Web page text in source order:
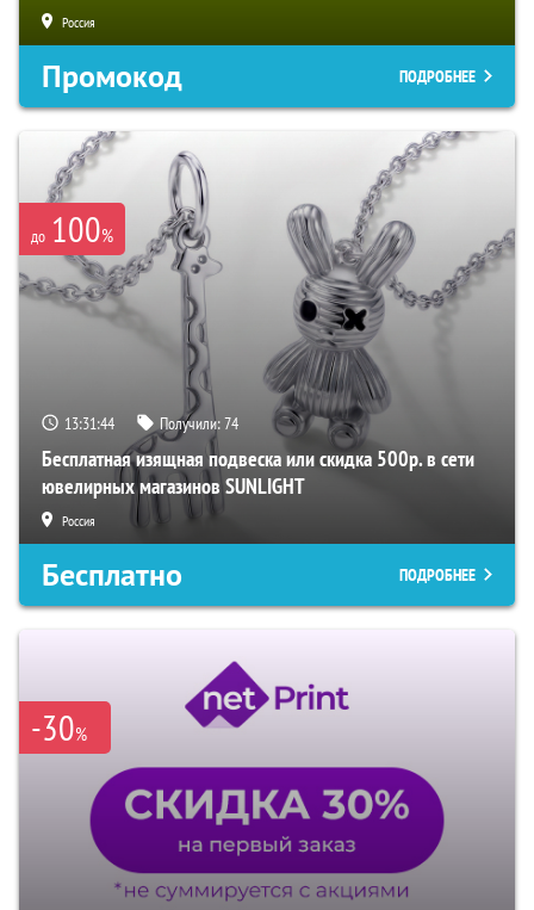
Россия
Промокод ПОДРОБНЕЕ
до 100%
13:31:43 Получили:74
Бесплатная изящная подвеска или скидка 500р. в сети
ювелирных магазинов SUNLIGHT
Россия
Бесплатно ПОДРОБНЕЕ
-30%